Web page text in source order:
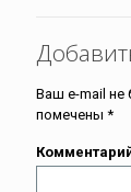
Ваш e-mail не
помечены *